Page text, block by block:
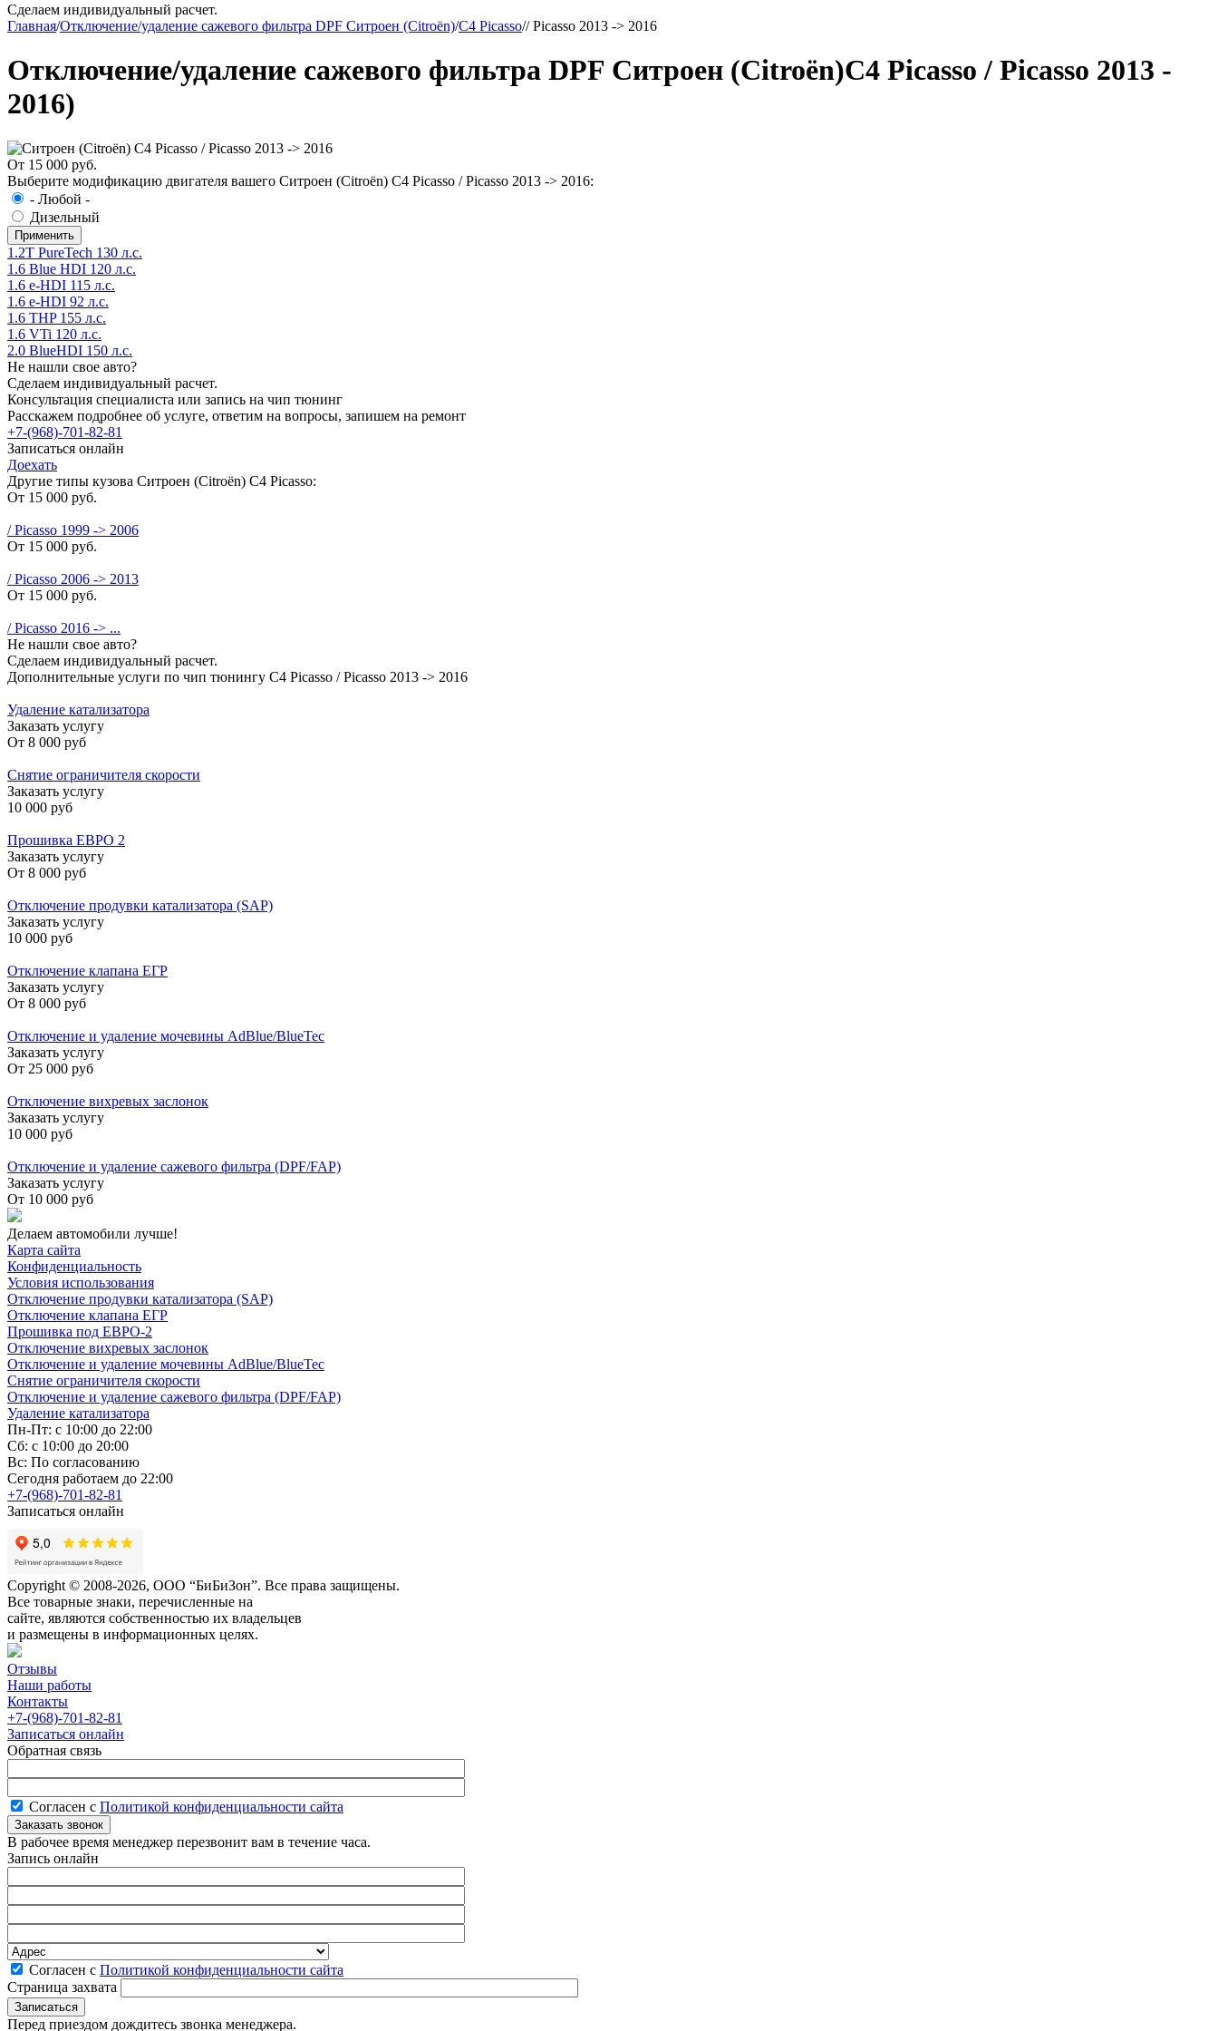
Сделаем индивидуальный расчет.
Главная/Отключение/удаление сажевого фильтра DPF Ситроен (Citroën)/C4 Picasso// Picasso 2013 -> 2016
Отключение/удаление сажевого фильтра DPF Ситроен (Citroën)C4 Picasso / Picasso 2013 -
2016)
От 15 000 руб.
Выберите модификацию двигателя вашего Ситроен (Citroën) C4 Picasso / Picasso 2013 -> 2016:
- Любой -
Дизельный
1.2T PureTech 130 л.с.
1.6 Blue HDI 120 л.с.
1.6 e-HDI 115 л.с.
1.6 e-HDI 92 л.с.
1.6 THP 155 л.с.
1.6 VTi 120 л.с.
2.0 BlueHDI 150 л.с.
Не нашли свое авто?
Сделаем индивидуальный расчет.
Консультация специалиста или запись на чип тюнинг
Расскажем подробнее об услуге, ответим на вопросы, запишем на ремонт
+7-(968)-701-82-81
Записаться онлайн
Доехать
Другие типы кузова Ситроен (Citroën) C4 Picasso:
От 15 000 руб.
/ Picasso 1999 -> 2006
От 15 000 руб.
/ Picasso 2006 -> 2013
От 15 000 руб.
/ Picasso 2016 -> ...
Не нашли свое авто?
Сделаем индивидуальный расчет.
Дополнительные услуги по чип тюнингу C4 Picasso / Picasso 2013 -> 2016
Удаление катализатора
Заказать услугу
От 8 000 руб
Снятие ограничителя скорости
Заказать услугу
10 000 руб
Прошивка ЕВРО 2
Заказать услугу
От 8 000 руб
Отключение продувки катализатора (SAP)
Заказать услугу
10 000 руб
Отключение клапана ЕГР
Заказать услугу
От 8 000 руб
Отключение и удаление мочевины AdBlue/BlueTec
Заказать услугу
От 25 000 руб
Отключение вихревых заслонок
Заказать услугу
10 000 руб
Отключение и удаление сажевого фильтра (DPF/FAP)
Заказать услугу
От 10 000 руб
Делаем автомобили лучше!
Карта сайта
Конфиденциальность
Условия использования
Отключение продувки катализатора (SAP)
Отключение клапана ЕГР
Прошивка под ЕВРО-2
Отключение вихревых заслонок
Отключение и удаление мочевины AdBlue/BlueTec
Снятие ограничителя скорости
Отключение и удаление сажевого фильтра (DPF/FAP)
Удаление катализатора
Пн-Пт: с 10:00 до 22:00
Сб: с 10:00 до 20:00
Вс: По согласованию
Сегодня работаем до 22:00
+7-(968)-701-82-81
Записаться онлайн
Copyright © 2008-2026, ООО “БиБиЗон”. Все права защищены.
Все товарные знаки, перечисленные на
сайте, являются собственностью их владельцев
и размещены в информационных целях.
Отзывы
Наши работы
Контакты
+7-(968)-701-82-81
Записаться онлайн
Обратная связь
Согласен с Политикой конфиденциальности сайта
В рабочее время менеджер перезвонит вам в течение часа.
Запись онлайн
Согласен с Политикой конфиденциальности сайта
Страница захвата
Перед приездом дождитесь звонка менеджера.